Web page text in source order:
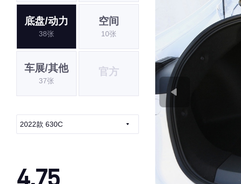
底盘/动力
38张
空间
10张
车展/其他
37张
官方
2022款 630C
4.75